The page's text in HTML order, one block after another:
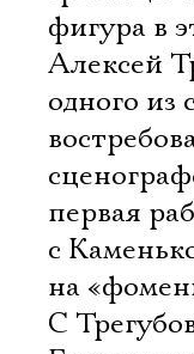
фигура в
Алексей
одного из
первая
с
на
С